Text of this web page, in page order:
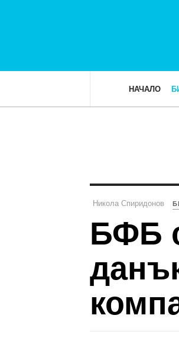
НАЧАЛО
Никола Спиридонов
БФБ